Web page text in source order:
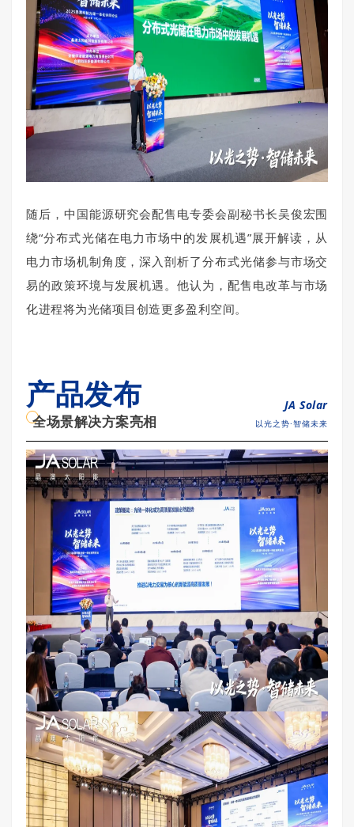
随后，中国能源研究会配售电专委会副秘书长吴俊宏围
绕“分布式光储在电力市场中的发展机遇”展开解读，从
电力市场机制角度，深入剖析了分布式光储参与市场交
易的政策环境与发展机遇。他认为，配售电改革与市场
化进程将为光储项目创造更多盈利空间。
产品发布
全场景解决方案亮相
JA Solar
以光之势·智储未来